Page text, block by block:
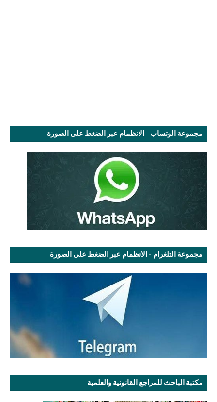
مجموعة الوتساب - الانظمام عبر الضغط على الصورة
مجموعة التلغرام - الانظمام عبر الضغط على الصورة
مكتبة الباحث للمراجع القانونية والعلمية